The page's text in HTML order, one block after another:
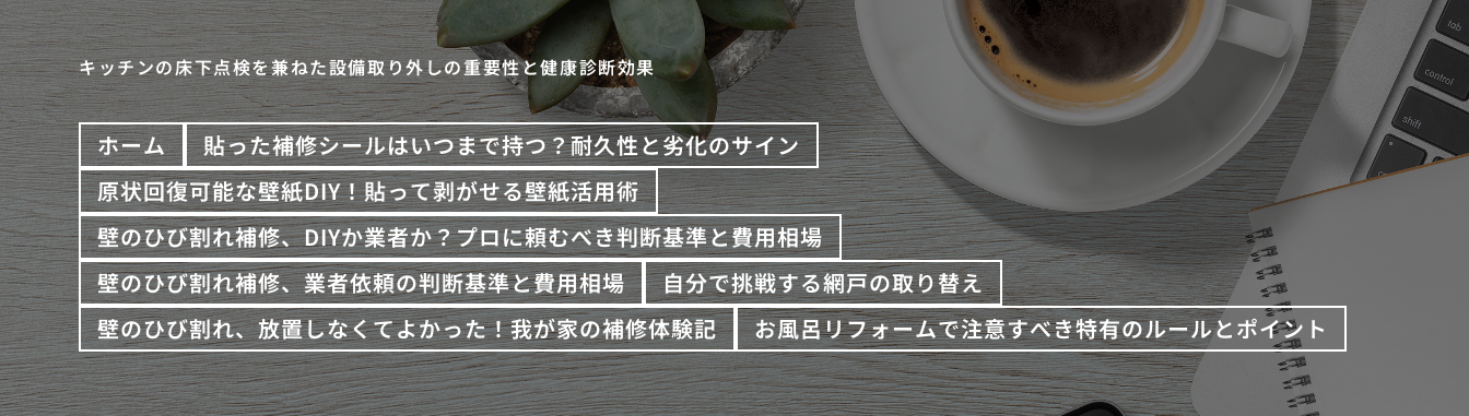
キッチンの床下点検を兼ねた設備取り外しの重要性と健康診断効果
ホーム
貼った補修シールはいつまで持つ？耐久性と劣化のサイン
原状回復可能な壁紙DIY！貼って剥がせる壁紙活用術
壁のひび割れ補修、DIYか業者か？プロに頼むべき判断基準と費用相場
壁のひび割れ補修、業者依頼の判断基準と費用相場
自分で挑戦する網戸の取り替え
壁のひび割れ、放置しなくてよかった！我が家の補修体験記
お風呂リフォームで注意すべき特有のルールとポイント